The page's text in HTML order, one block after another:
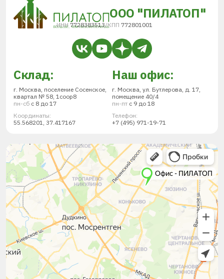
ООО "ПИЛАТОП"
ИНН 7728383513/КПП 772801001
Склад:
г. Москва, поселение Сосенское,
квартал № 58, 1соор8
пн-сб с 8 до 17
Координаты:
55.568201, 37.417167
Наш офис:
г. Москва, ул. Бутлерова, д. 17,
помещение 40/4
пн-пт с 9 до 18
Телефон:
+7 (495) 971-19-71